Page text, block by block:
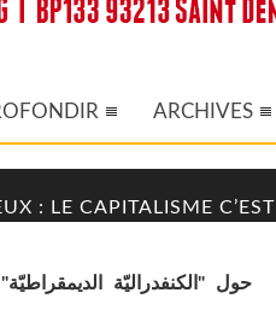
ARCHIVES
: LE CAPITALISME
حول "الكنفدراليّة